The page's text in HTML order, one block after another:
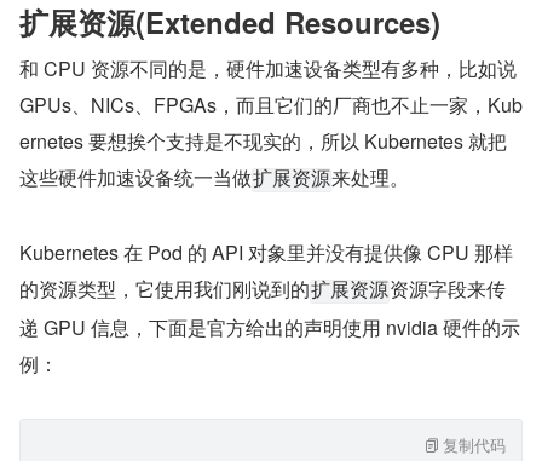
扩展资源(Extended Resources)
和 CPU 资源不同的是，硬件加速设备类型有多种，比如说
GPUs、NICs、FPGAs，而且它们的厂商也不止一家，Kub
ernetes 要想挨个支持是不现实的，所以 Kubernetes 就把
这些硬件加速设备统一当做扩展资源来处理。
Kubernetes 在 Pod 的 API 对象里并没有提供像 CPU 那样
的资源类型，它使用我们刚说到的扩展资源资源字段来传
递 GPU 信息，下面是官方给出的声明使用 nvidia 硬件的示
例：
复制代码